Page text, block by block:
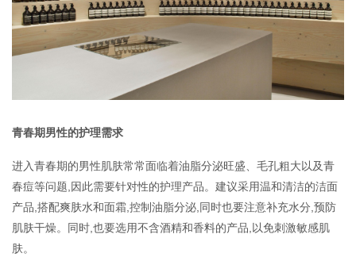
青春期男性的护理需求
进入青春期的男性肌肤常常面临着油脂分泌旺盛、毛孔粗大以及青
春痘等问题,因此需要针对性的护理产品。建议采用温和清洁的洁面
产品,搭配爽肤水和面霜,控制油脂分泌,同时也要注意补充水分,预防
肌肤干燥。同时,也要选用不含酒精和香料的产品,以免刺激敏感肌
肤。